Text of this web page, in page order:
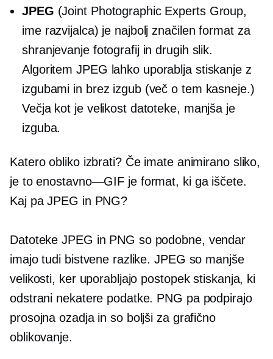
JPEG (Joint Photographic Experts Group,
ime razvijalca) je najbolj značilen format za
shranjevanje fotografij in drugih slik.
Algoritem JPEG lahko uporablja stiskanje z
izgubami in brez izgub (več o tem kasneje.)
Večja kot je velikost datoteke, manjša je
izguba.
Katero obliko izbrati? Če imate animirano sliko,
je toenostavno—GIF je format, ki ga iščete.
Kaj pa JPEG in PNG?
Datoteke JPEG in PNG so podobne, vendar
imajo tudi bistvene razlike. JPEG so manjše
velikosti, ker uporabljajo postopek stiskanja, ki
odstrani nekatere podatke. PNG pa podpirajo
prosojna ozadja in so boljši za grafično
oblikovanje.